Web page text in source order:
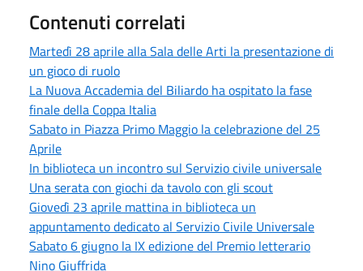
Contenuti correlati
Martedì 28 aprile alla Sala delle Arti la presentazione di
un gioco di ruolo
La Nuova Accademia del Biliardo ha ospitato la fase
finale della Coppa Italia
Sabato in Piazza Primo Maggio la celebrazione del 25
Aprile
In biblioteca un incontro sul Servizio civile universale
Una serata con giochi da tavolo con gli scout
Giovedì 23 aprile mattina in biblioteca un
appuntamento dedicato al Servizio Civile Universale
Sabato 6 giugno la IX edizione del Premio letterario
Nino Giuffrida